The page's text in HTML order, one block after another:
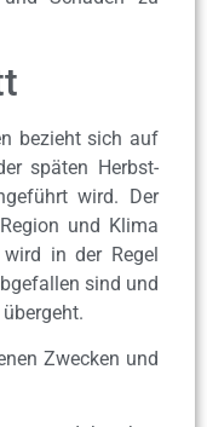
bezieht sich auf
späten Herbst-
wird. Der
und Klima
in der Regel
sind und
Zwecken und